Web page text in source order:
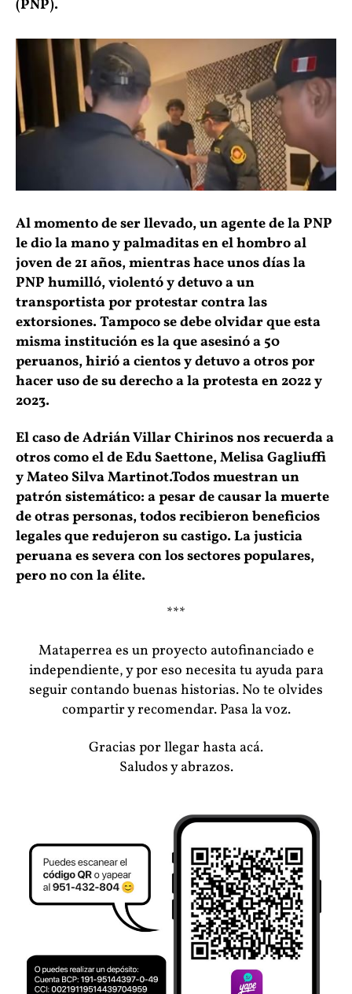
(PNP).
Al momento de ser llevado, un agente de la PNP
le dio la mano y palmaditas en el hombro al
joven de 21 años, mientras hace unos días la
PNP humilló, violentó y detuvo a un
transportista por protestar contra las
extorsiones. Tampoco se debe olvidar que esta
misma institución es la que asesinó a 50
peruanos, hirió a cientos y detuvo a otros por
hacer uso de su derecho a la protesta en 2022 y
2023.
El caso de Adrián Villar Chirinos nos recuerda a
otros como el de Edu Saettone, Melisa Gagliuffi
y Mateo Silva Martinot.Todos muestran un
patrón sistemático: a pesar de causar la muerte
de otras personas, todos recibieron beneficios
legales que redujeron su castigo. La justicia
peruana es severa con los sectores populares,
pero no con la élite.
***
Mataperrea es un proyecto autofinanciado e
independiente, y por eso necesita tu ayuda para
seguir contando buenas historias. No te olvides
compartir y recomendar. Pasa la voz.
Gracias por llegar hasta acá.
Saludos y abrazos.